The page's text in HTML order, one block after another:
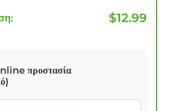
$12.99
προστασία